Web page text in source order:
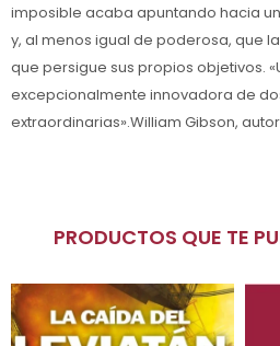
imposible acaba apuntando hacia
y, al menos igual de poderosa, que
que persigue sus propios objetivos.
excepcionalmente innovadora de
extraordinarias».William Gibson,
PRODUCTOS QUE TE